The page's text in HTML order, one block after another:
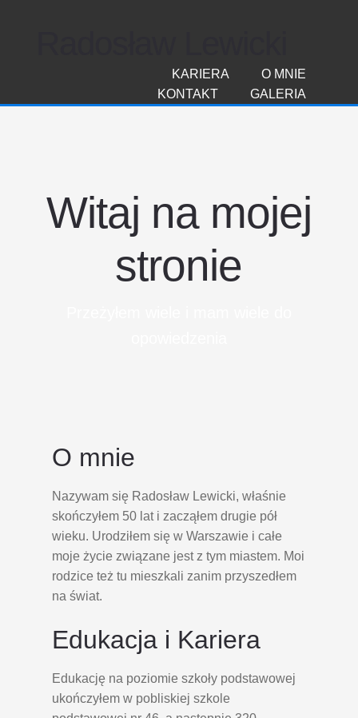
O MNIE
KARIERA
GALERIA
KONTAKT
Witaj na mojej
stronie
O mnie
Nazywam się Radosław Lewicki, właśnie
skończyłem 50 lat i zacząłem drugie pół
wieku. Urodziłem się w Warszawie i całe
moje życie związane jest z tym miastem. Moi
rodzice też tu mieszkali zanim przyszedłem
na świat.
Edukacja i Kariera
Edukację na poziomie szkoły podstawowej
ukończyłem w pobliskiej szkole